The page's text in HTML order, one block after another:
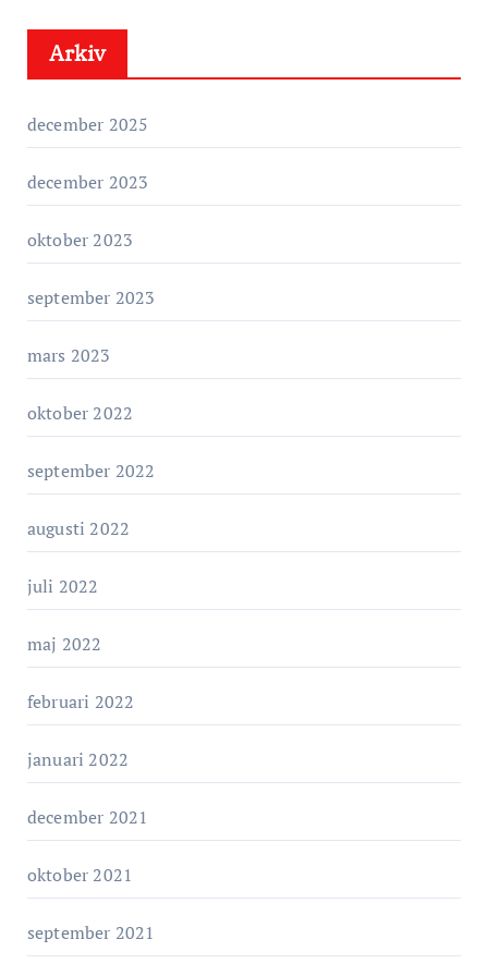
o
i
e
r
Arkiv
december 2025
december 2023
oktober 2023
september 2023
mars 2023
oktober 2022
september 2022
augusti 2022
juli 2022
maj 2022
februari 2022
januari 2022
december 2021
oktober 2021
september 2021